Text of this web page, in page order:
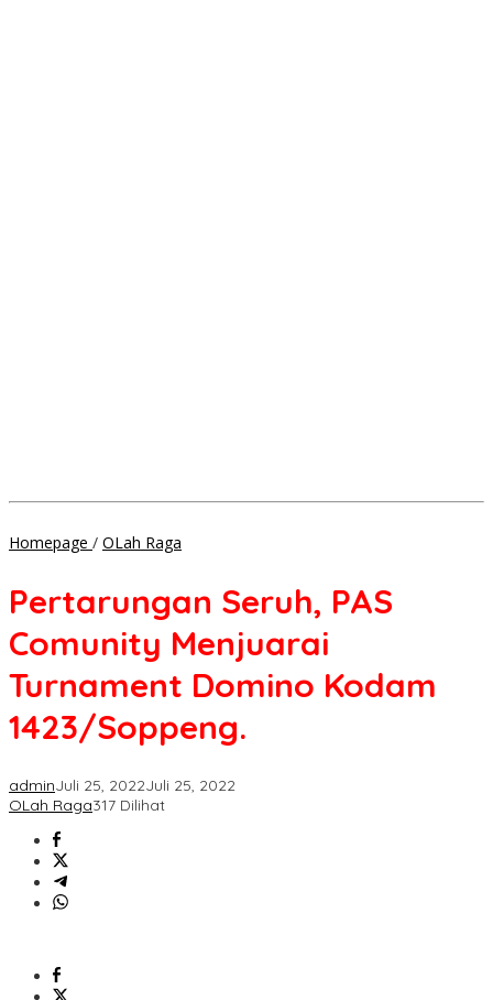
Homepage / OLah Raga
Comunity
Turnament
Domino
Kodam
Pertarungan Seruh, PAS
Comunity Menjuarai
Turnament Domino Kodam
1423/Soppeng.
adminJuli 25, 2022Juli 25, 2022
OLah Raga317 Dilihat